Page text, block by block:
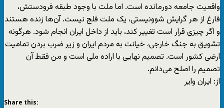
واقعیت جامعه دورمانده است. اما ملت با وجود طبقه فرودستش،
فارغ از هر گرایش شوونیستی، یک ملت فلج نیست. آن‌ها زنده هستند
و اگر چیزی قرار است تغییر کند، باید از داخل ایران انجام شود. هرگونه
تشویق به جنگ خارجی، خیانت به مردم ایران و زیر ضرب بردن تمامیت
ارضی کشور است. تصمیم نهایی با اراده ملی است و من فقط آن
تصمیم را اصلح می‌دانم.
از: ایران وایر
Share this: